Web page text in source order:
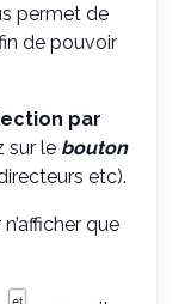
permet de
de pouvoir
par
sur le bouton
etc).
que